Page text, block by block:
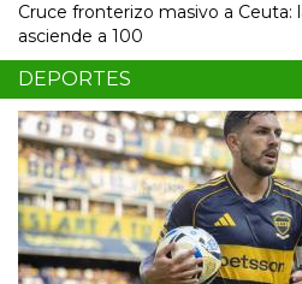
Cruce fronterizo masivo a Ceuta:
asciende a 100
DEPORTES